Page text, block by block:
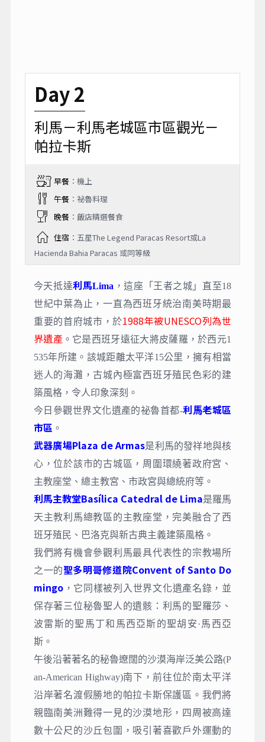
Day 2
利馬－利馬老城區市區觀光－
帕拉卡斯
早餐：機上
午餐：祕魯料理
晚餐：飯店精選餐食
住宿 ：五星The Legend Paracas Resort或La
Hacienda Bahia Paracas 或同等級
今天抵達利馬Lima ，這座「王者之城」直至18
世紀中葉為止，一直為西班牙統治南美時期最
重要的首府城市，於1988年被UNESCO列為世
界遺產。它是西班牙遠征大將皮薩羅，於西元1
535年所建。該城距離太平洋15公里，擁有相當
迷人的海灘，古城內極富西班牙殖民色彩的建
築風格，令人印象深刻。
今日參觀世界文化遺產的祕魯首都-利⾺老城區
市區 。
武器廣場Plaza de Armas是利馬的發祥地與核
心，位於該市的古城區，周圍環繞著政府宮、
主教座堂、總主教宮、市政宮與總統府等。
利馬主教堂Basílica Catedral de Lima是羅馬
天主教利馬總教區的主教座堂，完美融合了西
班牙殖民、巴洛克與新古典主義建築風格。
我們將有機會參觀利馬最具代表性的宗教場所
之一的聖多明哥修道院Convent of Santo Do
mingo，它同樣被列入世界文化遺產名錄，並
保存著三位秘魯聖人的遺骸：利馬的聖羅莎、
波雷斯的聖馬丁和馬西亞斯的聖胡安·馬西亞
斯。
午後沿著著名的秘魯遼闊的沙漠海岸泛美公路(P
an-American Highway)南下，前往位於南太平洋
沿岸著名渡假勝地的帕拉卡斯保護區。我們將
親臨南美洲難得一見的沙漠地形，四周被高達
數十公尺的沙丘包圍，吸引著喜歡戶外運動的